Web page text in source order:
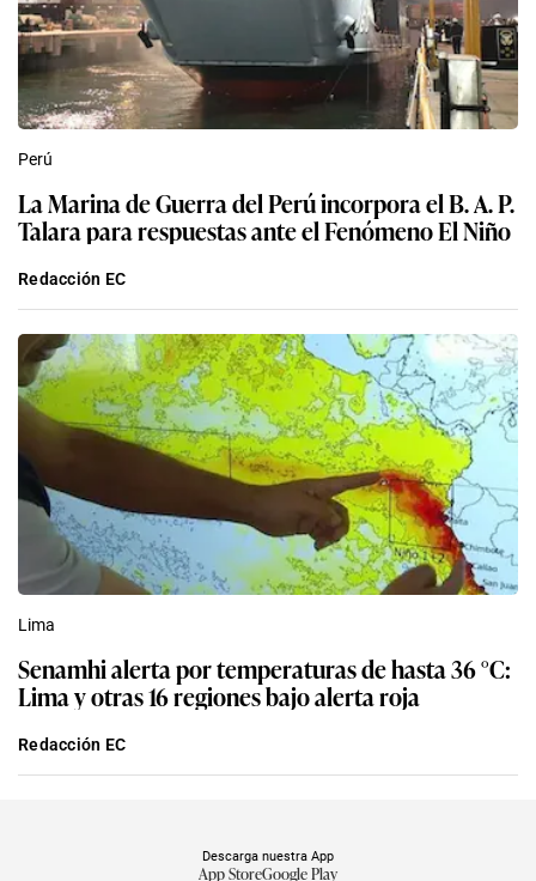
Perú
La Marina de Guerra del Perú incorpora el B. A. P.
Talara para respuestas ante el Fenómeno El Niño
Redacción EC
Lima
Senamhi alerta por temperaturas de hasta 36 °C:
Lima y otras 16 regiones bajo alerta roja
Redacción EC
Descarga nuestra App
App StoreGoogle Play